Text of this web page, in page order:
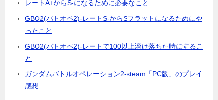
レートA+からS-になるために必要なこと
GBO2(バトオペ2)-レートS-からSフラットになるためにや
ったこと
GBO2(バトオペ2)-レートで100以上溶け落ちた時にするこ
と
ガンダムバトルオペレーション2-steam「PC版」のプレイ
感想